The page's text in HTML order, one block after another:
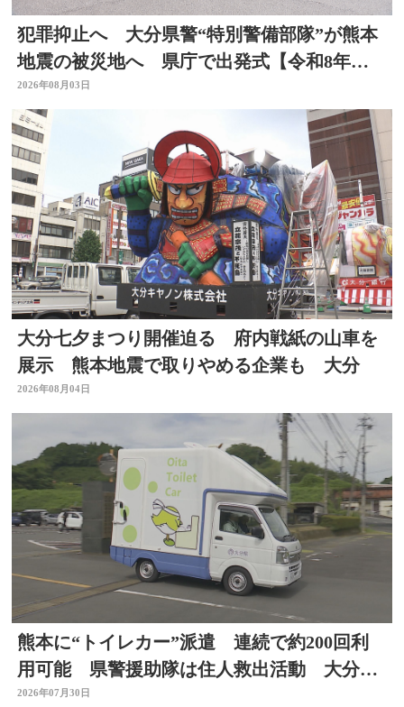
犯罪抑止へ 大分県警“特別警備部隊”が熊本
地震の被災地へ 県庁で出発式【令和8年熊
本地震】
2026年08月03日
大分七夕まつり開催迫る 府内戦紙の山車を
展示 熊本地震で取りやめる企業も 大分
2026年08月04日
熊本に“トイレカー”派遣 連続で約200回利
用可能 県警援助隊は住人救出活動 大分か
ら支援の輪広がる
2026年07月30日